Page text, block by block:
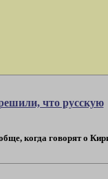
что русскую
когда говорят о